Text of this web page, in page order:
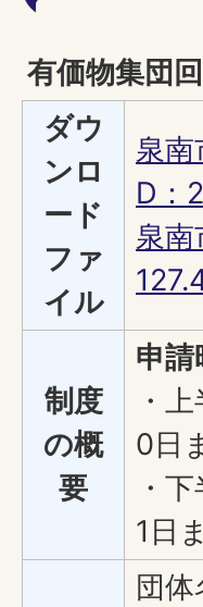
有価物集団
ダウ
ンロ
ード
ファ
イル
泉
D：
泉
制度
の概
要
申請
・
0日
・
1日
団